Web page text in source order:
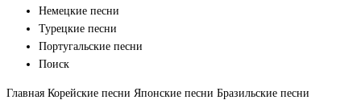
Немецкие песни
Турецкие песни
Португальские песни
Поиск
Главная Корейские песни Японские песни Бразильские песни